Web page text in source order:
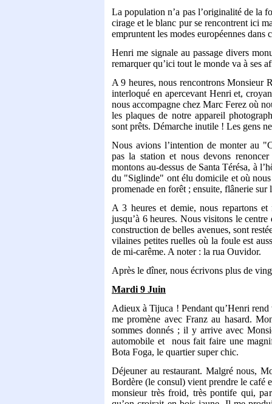
La population n’a pas l’originalité de la
cirage et le blanc pur se rencontrent ici
empruntent les modes européennes dans
Henri me signale au passage divers
remarquer qu’ici tout le monde va à ses
A 9 heures, nous rencontrons Monsieur
interloqué en apercevant Henri et,
nous accompagne chez Marc Ferez où
les plaques de notre appareil
sont prêts. Démarche inutile ! Les gens
Nous avions l’intention de monter au
pas la station et nous devons
montons au-dessus de Santa Térésa, à
du "Siglinde" ont élu domicile et où
promenade en forêt ; ensuite, flânerie
A 3 heures et demie, nous repartons
jusqu’à 6 heures. Nous visitons le
construction de belles avenues, sont
vilaines petites ruelles où la foule est
de mi-carême. A noter : la rua Ouvidor.
Après le dîner, nous écrivons plus de
Mardi 9 Juin
Adieux à Tijuca ! Pendant qu’Henri
me promène avec Franz au hasard.
sommes donnés ; il y arrive avec
automobile et
nous fait faire une
Bota Foga, le quartier super chic.
Déjeuner au restaurant. Malgré nous,
Bordère (le consul) vient prendre le café
monsieur très froid, très pontife qui,